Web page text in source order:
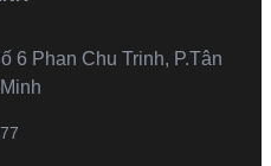
6 Phan Chu Trinh, P.Tân